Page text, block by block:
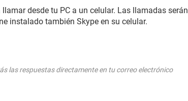
llamar desde tu PC a un celular. Las llamadas serán
instalado también Skype en su celular.
las respuestas directamente en tu correo electrónico